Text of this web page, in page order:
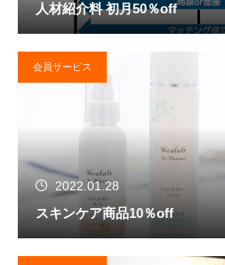
人材紹介料 初月50％off
会員サービス
2022.01.28
スキンケア商品10％off